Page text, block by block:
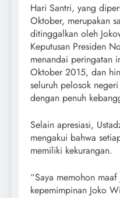
Hari Santri, yang
Oktober, merupakan
ditinggalkan oleh
Keputusan Presiden
menandai peringatan
Oktober 2015, dan
seluruh pelosok
dengan penuh
Selain apresiasi,
mengakui bahwa
memiliki kekurangan.
“Saya memohon
kepemimpinan Joko